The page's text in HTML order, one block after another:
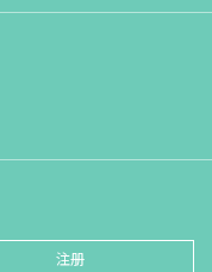
注册